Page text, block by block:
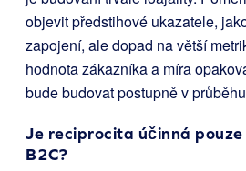
objevit předstihové ukazatele,
zapojení, ale dopad na větší
hodnota zákazníka a míra
bude budovat postupně v
Je reciprocita účinná
B2C?